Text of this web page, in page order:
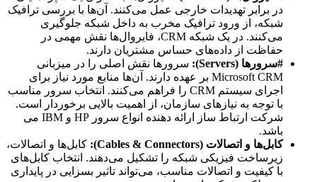
در برابر تهدیدات خارجی عمل می‌کنند. آن‌ها با بررسی ترافیک
شبکه، از ورود ترافیک مخرب به داخل شبکه جلوگیری
می‌کنند. در یک شبکه CRM، فایروال‌ها نقش مهمی در
حفاظت از داده‌های حساس مشتریان دارند.
#سرورها (Servers):
سرورها نقش اصلی را در میزبانی
Microsoft CRM بر عهده دارند. آن‌ها منابع مورد نیاز برای
اجرای سیستم CRM را فراهم می‌کنند. انتخاب سرور مناسب
با توجه به نیازهای سازمان، از اهمیت بالایی برخوردار است.
شرکت ارتباط ساز ارائه دهنده انواع سرور HP و IBM می
باشد.
کابل‌ها و اتصالات (Cables & Connectors):
کابل‌ها و اتصالات،
زیرساخت فیزیکی شبکه را تشکیل می‌دهند. انتخاب کابل‌های
با کیفیت و اتصالات مناسب، می‌تواند تاثیر بسزایی در پایداری